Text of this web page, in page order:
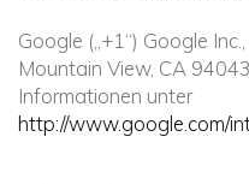
Google („+1“) Google
Mountain View, CA
Informationen unter
http://www.google.com/